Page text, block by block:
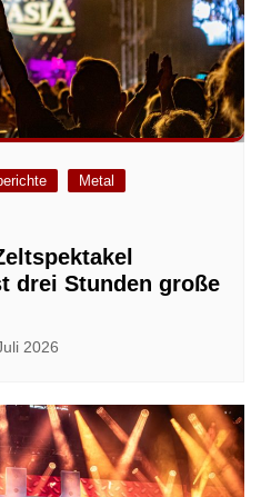
Metal
drei Stunden große
2026